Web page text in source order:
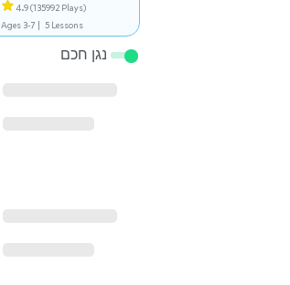
4.9(135992 Plays)
Ages 3-7 | 5 Lessons